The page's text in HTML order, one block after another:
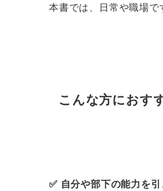
本書では、日常や職場で
こんな方におす
✅ 自分や部下の能力を